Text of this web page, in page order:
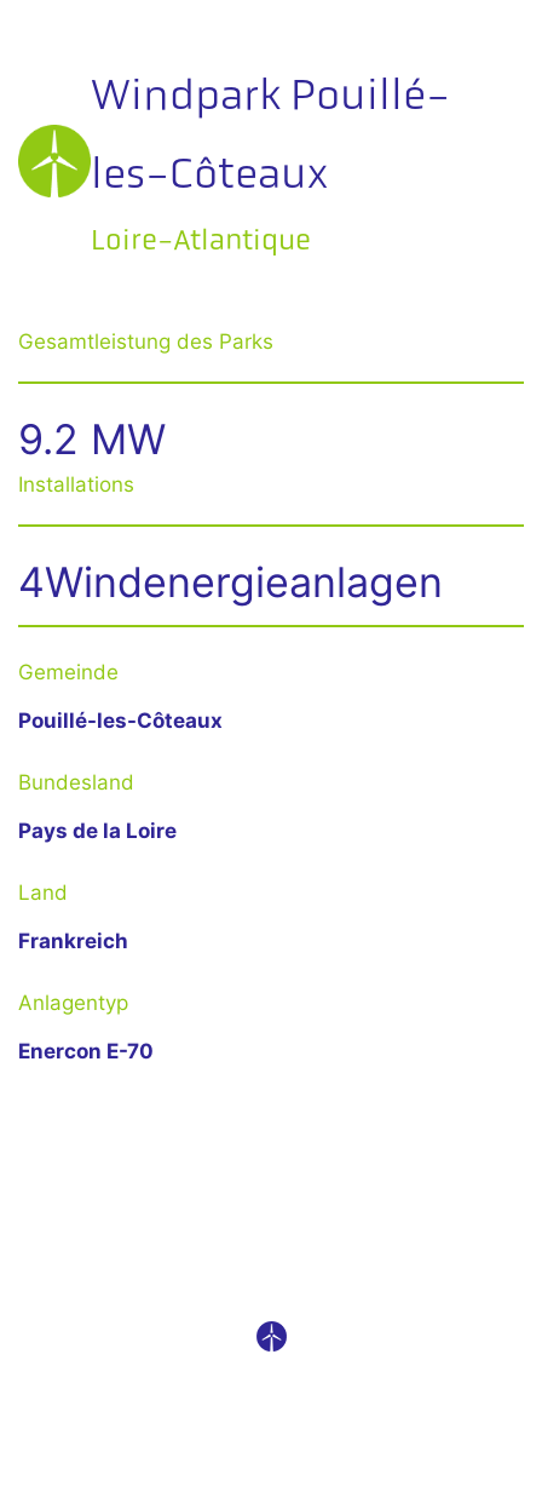
Windpark Pouillé-
les-Côteaux
Loire-Atlantique
Gesamtleistung des Parks
9.2 MW
Installations
4Windenergieanlagen
Gemeinde
Pouillé-les-Côteaux
Bundesland
Pays de la Loire
Land
Frankreich
Anlagentyp
Enercon E-70